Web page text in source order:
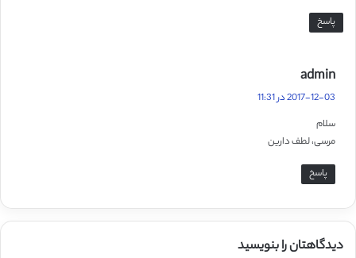
پاسخ
admin
ف
2017-12-03 در 11:31
سلام
مرسی، لطف دارین
پاسخ
دیدگاهتان را بنویسید